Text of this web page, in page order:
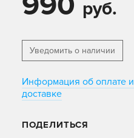
руб.
Уведомить о наличии
Информация об оплате и
доставке
ПОДЕЛИТЬСЯ